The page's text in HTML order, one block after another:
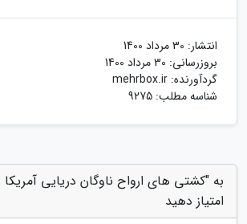
انتشار: 30 مرداد 1400
بروزرسانی: 30 مرداد 1400
گردآورنده: mehrbox.ir
شناسه مطلب: 9275
به "کشتی های ارواح ناوگان دریایی آمریکا
امتیاز دهید